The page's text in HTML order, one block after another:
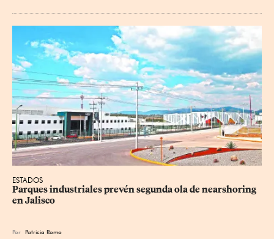
ESTADOS
Parques industriales prevén segunda ola de nearshoring
en Jalisco
Por Patricia Romo